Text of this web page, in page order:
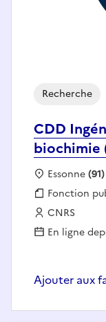
CDD
biochimie
Recherche
Localisation :
Essonne(91)
Fonction
Fonction
Employeur :
CNRS
En ligne
Ajouter aux